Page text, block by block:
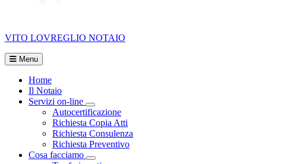
VITO LOVREGLIO NOTAIO
Menu
Home
Il Notaio
Servizi on-line
Visualizza menù di secondo livello
Autocertificazione
Richiesta Copia Atti
Richiesta Consulenza
Richiesta Preventivo
Cosa facciamo
Visualizza menù di secondo livello